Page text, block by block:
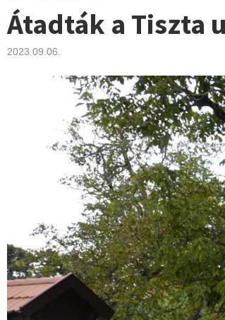
Átadták a Tiszta
2023.09.06.